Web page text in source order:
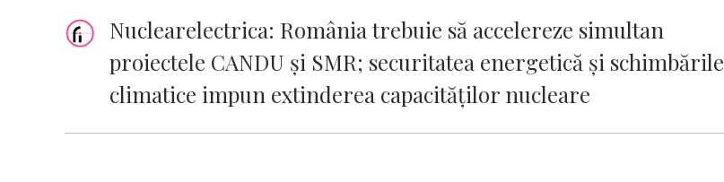
Nuclearelectrica: România trebuie să accelereze simultan
proiectele CANDU și SMR; securitatea energetică și schimbările
climatice impun extinderea capacităților nucleare